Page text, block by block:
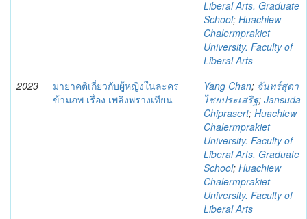
Liberal Arts. Graduate
School; Huachiew
Chalermprakiet
University. Faculty of
Liberal Arts
2023
มายาคติเกี่ยวกับผู้หญิงในละคร
ข้ามภพ เรื่อง เพลิงพรางเทียน
Yang Chan; จันทร์สุดา
ไชยประเสริฐ; Jansuda
Chiprasert; Huachiew
Chalermprakiet
University. Faculty of
Liberal Arts. Graduate
School; Huachiew
Chalermprakiet
University. Faculty of
Liberal Arts